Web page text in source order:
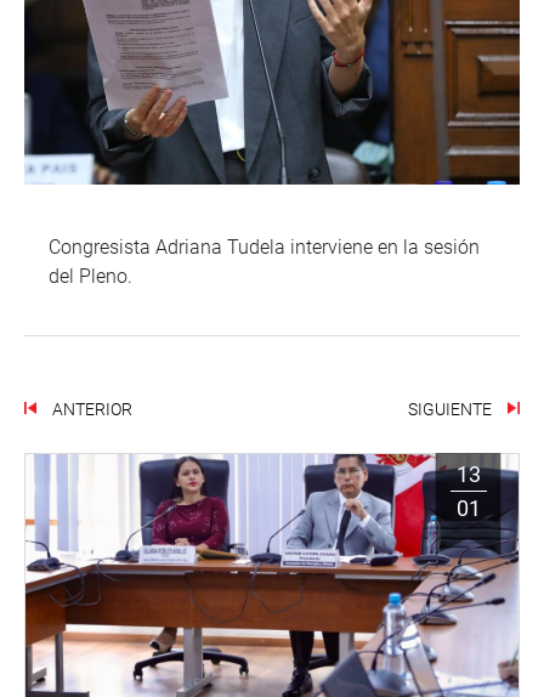
Congresista Adriana Tudela interviene en la sesión
del Pleno.
ANTERIOR SIGUIENTE
13
01